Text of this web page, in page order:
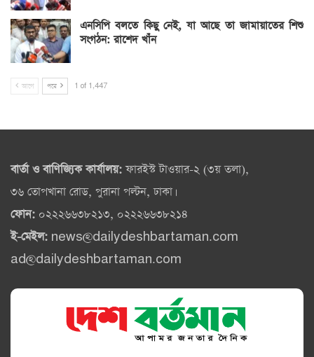
এনসিপি বলতে কিছু নেই, যা আছে তা জামায়াতের শিশু
সংগঠন: রাশেদ খাঁন
আগে পরে 1 of 1,447
বার্তা ও বাণিজ্যিক কার্যালয়:ফারইস্ট টাওয়ার-২ (৩য় তলা),
৩৬ তোপখানা রোড, পুরানা পল্টন, ঢাকা।
ফোন: ০২২২৬৬৩৮২১৩, ০২২২৬৬৩৮২১৪
ই-মেইল: news@dailydeshbartaman.com
ad@dailydeshbartaman.com